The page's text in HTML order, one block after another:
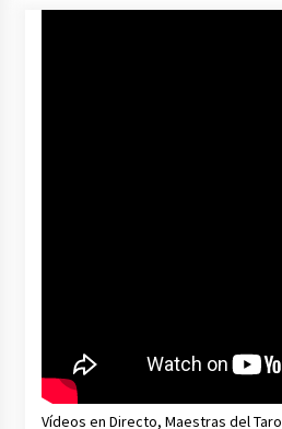
Vídeos en Directo, Maestras del